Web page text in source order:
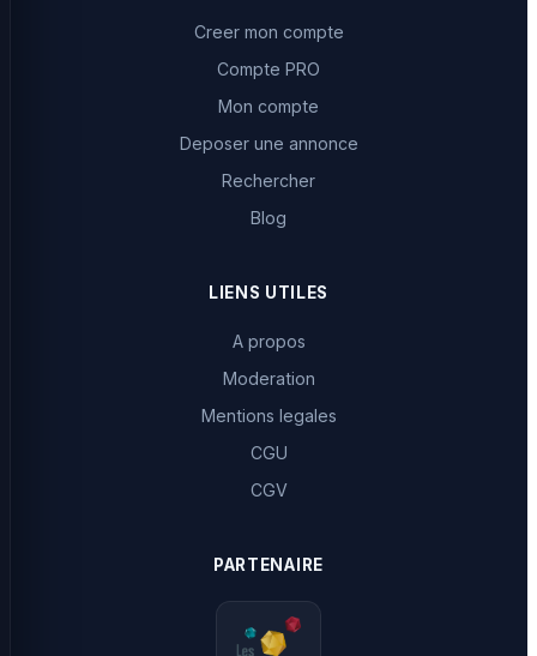
Creer mon compte
Compte PRO
Mon compte
Deposer une annonce
Rechercher
Blog
LIENS UTILES
A propos
Moderation
Mentions legales
CGU
CGV
PARTENAIRE